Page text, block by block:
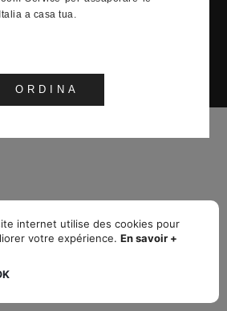
internet utilise des cookies pour
votre expérience. En savoir +
venti Monaco 2022
a casa tua.
ORDINA